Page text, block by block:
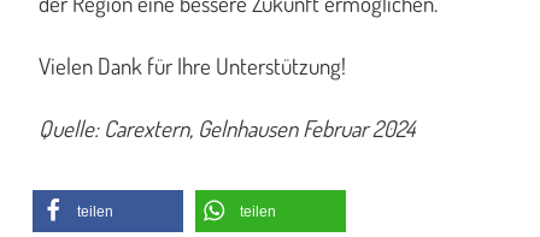
Vielen Dank für Ihre Unterstützung!
Quelle: Carextern, Gelnhausen Februar 2024
teilen teilen